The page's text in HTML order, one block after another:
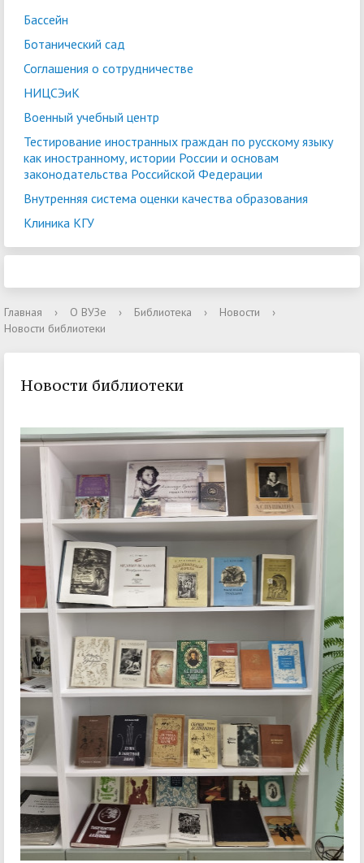
Бассейн
Ботанический сад
Соглашения о сотрудничестве
НИЦСЭиК
Военный учебный центр
Тестирование иностранных граждан по русскому языку
как иностранному, истории России и основам
законодательства Российской Федерации
Внутренняя система оценки качества образования
Клиника КГУ
Главная › О ВУЗе › Библиотека › Новости
›
Новости библиотеки
Новости библиотеки